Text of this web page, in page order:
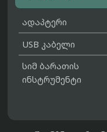
ადაპტერი
USB კაბელი
სიმ ბარათის
ინსტრუმენტი